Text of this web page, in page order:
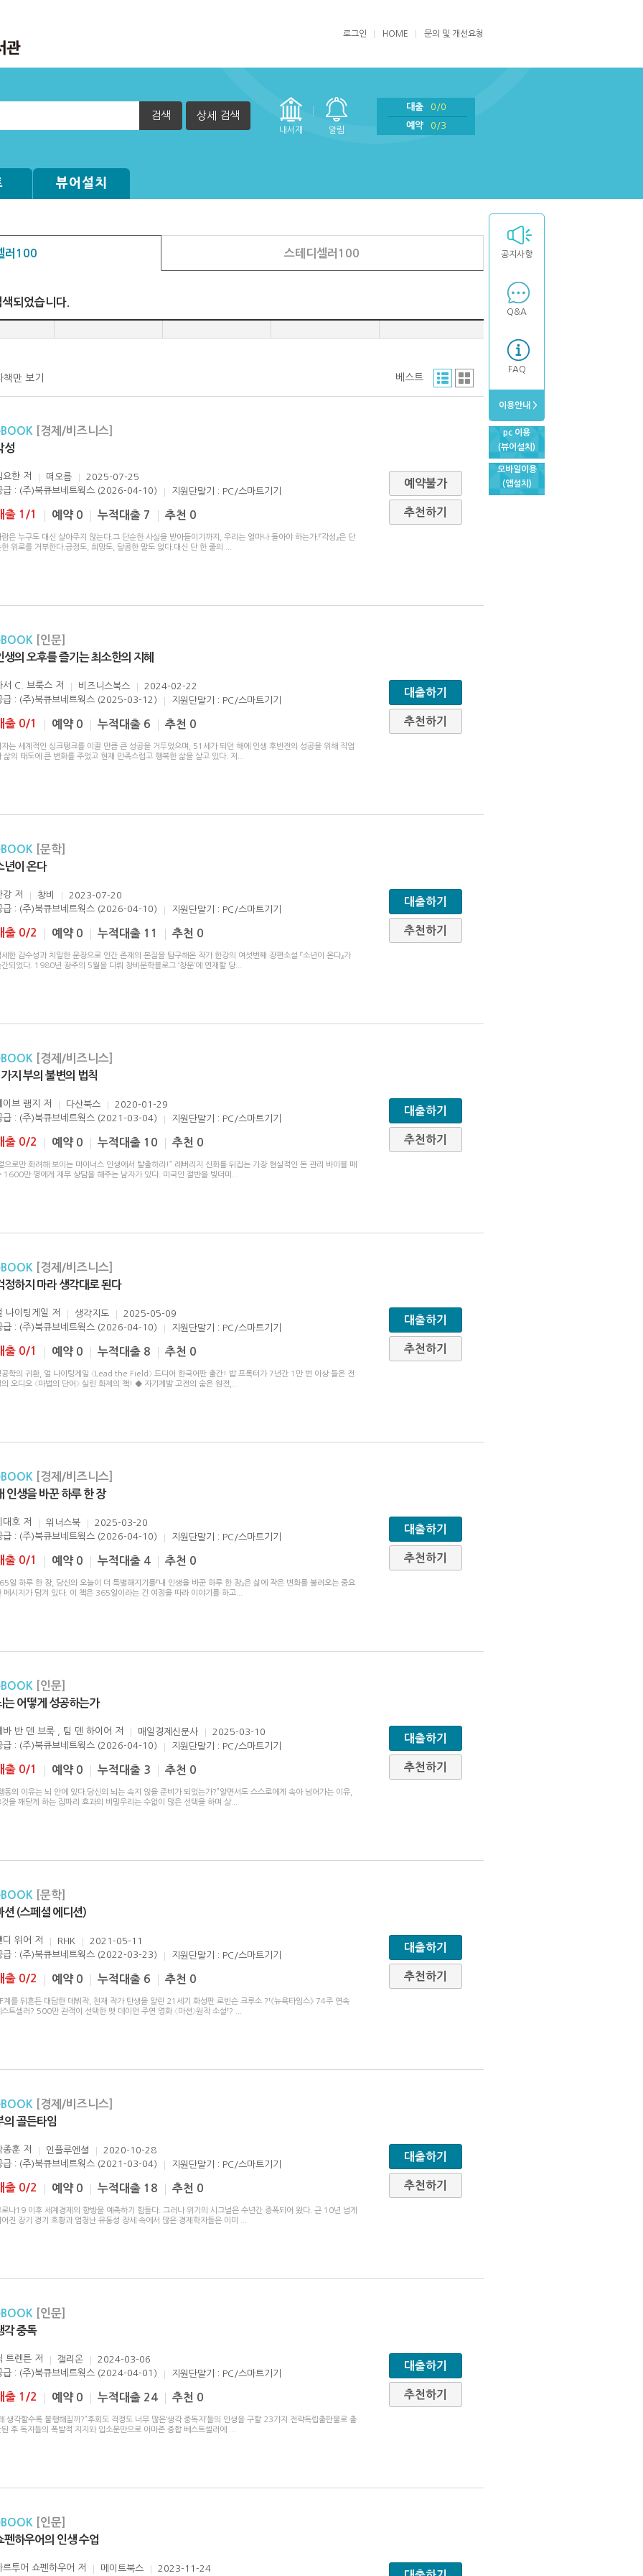
로그인 HOME 문의 및 개선요청
검색 상세 검색
내서재 알림
대출
0/0
예약
0/3
뷰어설치
공지사항
Q&A
FAQ
이용안내 >
pc 이용
(뷰어설치)
모바일이용
(앱설치)
러100 스테디셀러100
되었습니다.
만 보기 베스트
[경제/비즈니스]
성
요한 저 떠오름
2025-07-25
급 : (주)북큐브네트웍스 (2026-04-10)
지원단말기 : PC/스마트기기
출 1/1 예약 0 누적대출 7 추천 0
람은 누구도 대신 살아주지 않는다.그 단순한 사실을 받아들이기까지, 우리는 얼마나 돌아야 하는가.『각성』은 단
한 위로를 거부한다.긍정도, 희망도, 달콤한 말도 없다.대신 단 한 줄의
예약불가
추천하기
[인문]
생의 오후를 즐기는 최소한의 지혜
서 C. 브룩스 저 비즈니스북스
2024-02-22
급 : (주)북큐브네트웍스 (2025-03-12)
지원단말기 : PC/스마트기기
출 0/1 예약 0 누적대출 6 추천 0
자는 세계적인 싱크탱크를 이끌 만큼 큰 성공을 거두었으며, 51세가 되던 해에 인생 후반전의 성공을 위해 직업
삶의 태도에 큰 변화를 주었고 현재 만족스럽고 행복한 삶을 살고 있다. 저
대출하기
추천하기
[문학]
년이 온다
강 저 창비
2023-07-20
급 : (주)북큐브네트웍스 (2026-04-10)
지원단말기 : PC/스마트기기
출 0/2 예약 0 누적대출 11 추천 0
세한 감수성과 치밀한 문장으로 인간 존재의 본질을 탐구해온 작가 한강의 여섯번째 장편소설 『소년이 온다』가
간되었다. 1980년 광주의 5월을 다뤄 창비문학블로그 ‘창문’에 연재할 당...
대출하기
추천하기
[경제/비즈니스]
지 부의 불변의 법칙
이브 램지 저 다산북스
2020-01-29
급 : (주)북큐브네트웍스 (2021-03-04)
지원단말기 : PC/스마트기기
출 0/2 예약 0 누적대출 10 추천 0
으로만 화려해 보이는 마이너스 인생에서 탈출하라!” 레버리지 신화를 뒤집는 가장 현실적인 돈 관리 바이블 매
1600만 명에게 재무 상담을 해주는 남자가 있다. 미국인 절반을 빚더미
대출하기
추천하기
[경제/비즈니스]
정하지 마라 생각대로 된다
나이팅게일 저 생각지도
2025-05-09
급 : (주)북큐브네트웍스 (2026-04-10)
지원단말기 : PC/스마트기기
출 0/1 예약 0 누적대출 8 추천 0
공학의 귀환, 얼 나이팅게일 〈Lead the Field〉 드디어 한국어판 출간! 밥 프록터가 7년간 1만 번 이상 들은 전
의 오디오 〈마법의 단어〉 실린 화제의 책! ◆ 자기계발 고전의 숨은 원전,
대출하기
추천하기
[경제/비즈니스]
인생을 바꾼 하루 한 장
대호 저 위너스북
2025-03-20
급 : (주)북큐브네트웍스 (2026-04-10)
지원단말기 : PC/스마트기기
출 0/1 예약 0 누적대출 4 추천 0
일 하루 한 장, 당신의 오늘이 더 특별해지기를『내 인생을 바꾼 하루 한 장』은 삶에 작은 변화를 불러오는 중요
메시지가 담겨 있다. 이 책은 365일이라는 긴 여정을 따라 이야기를 하고
대출하기
추천하기
[인문]
는 어떻게 성공하는가
바 반 덴 브룩 , 팀 덴 하이어 저 매일경제신문사
2025-03-10
급 : (주)북큐브네트웍스 (2026-04-10)
지원단말기 : PC/스마트기기
출 0/1 예약 0 누적대출 3 추천 0
동의 이유는 뇌 안에 있다.당신의 뇌는 속지 않을 준비가 되었는가?”알면서도 스스로에게 속아 넘어가는 이유,
것을 깨닫게 하는 집파리 효과의 비밀우리는 수없이 많은 선택을 하며 살...
대출하기
추천하기
[문학]
션 (스페셜 에디션)
디 위어 저 RHK
2021-05-11
급 : (주)북큐브네트웍스 (2022-03-23)
지원단말기 : PC/스마트기기
출 0/2 예약 0 누적대출 6 추천 0
계를 뒤흔든 대담한 데뷔작, 천재 작가 탄생을 알린 21세기 화성판 로빈슨 크루소 ?†《뉴욕타임스》 74주 연속
스트셀러? 500만 관객이 선택한 맷 데이먼 주연 영화 〈마션〉원작 소설†?
대출하기
추천하기
[경제/비즈니스]
의 골든타임
종훈 저 인플루엔셜
2020-10-28
급 : (주)북큐브네트웍스 (2021-03-04)
지원단말기 : PC/스마트기기
출 0/2 예약 0 누적대출 18 추천 0
로나19 이후 세계경제의 향방을 예측하기 힘들다. 그러나 위기의 시그널은 수년간 증폭되어 왔다. 근 10년 넘게
어진 장기 경기 호황과 엄청난 유동성 장세 속에서 많은 경제학자들은 이미
대출하기
추천하기
[인문]
각 중독
트렌튼 저 갤리온
2024-03-06
급 : (주)북큐브네트웍스 (2024-04-01)
지원단말기 : PC/스마트기기
출 1/2 예약 0 누적대출 24 추천 0
생각할수록 불행해질까?”후회도 걱정도 너무 많은‘생각 중독자’들의 인생을 구할 23가지 전략독립출판물로 출
된 후 독자들의 폭발적 지지와 입소문만으로 아마존 종합 베스트셀러에
대출하기
추천하기
[인문]
펜하우어의 인생 수업
르투어 쇼펜하우어 저 메이트북스 2023-11-24